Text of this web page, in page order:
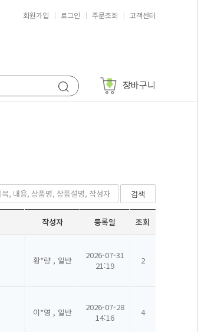
회원가입 로그인 주문조회 고객센터
장바구니
검색
작성자 등록일 조회
황*량 , 일반
2026-07-31
21:19
2
이*영 , 일반
2026-07-28
14:16
4